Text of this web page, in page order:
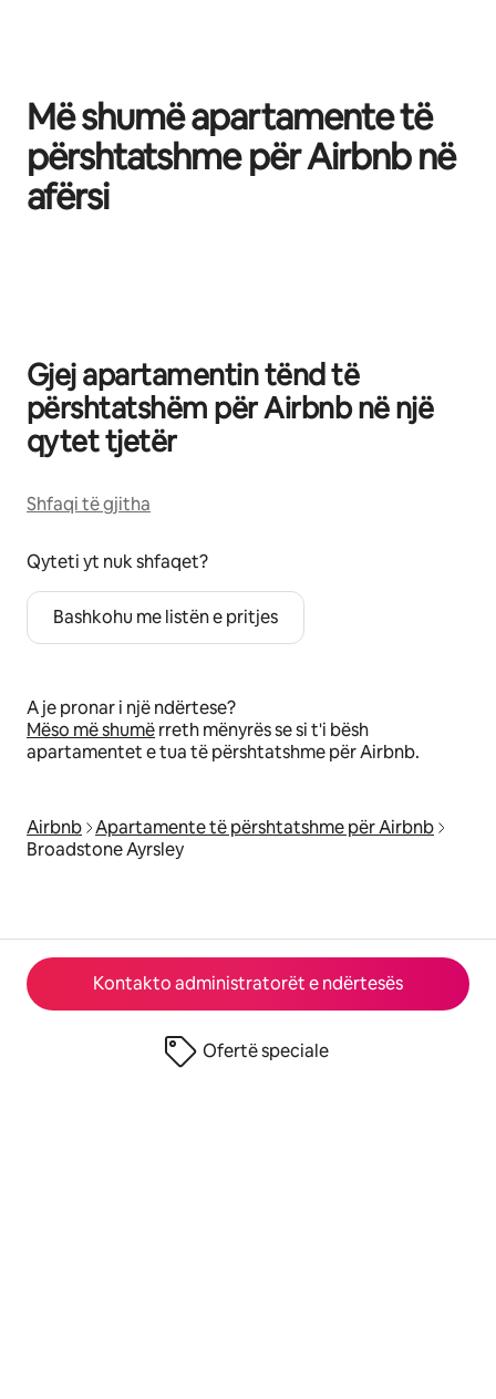
Kontakto administratorët e ndërtesës
Ofertë speciale
Më shumë apartamente të
përshtatshme për Airbnb në
afërsi
Gjej apartamentin tënd të
përshtatshëm për Airbnb në një
qytet tjetër
Shfaqi të gjitha
Qyteti yt nuk shfaqet?
Bashkohu me listën e pritjes
A je pronar i një ndërtese?
Mëso më shumërreth mënyrës se si t'i bësh
apartamentet e tua të përshtatshme për Airbnb.
Airbnb Apartamente të përshtatshme për Airbnb
Broadstone Ayrsley